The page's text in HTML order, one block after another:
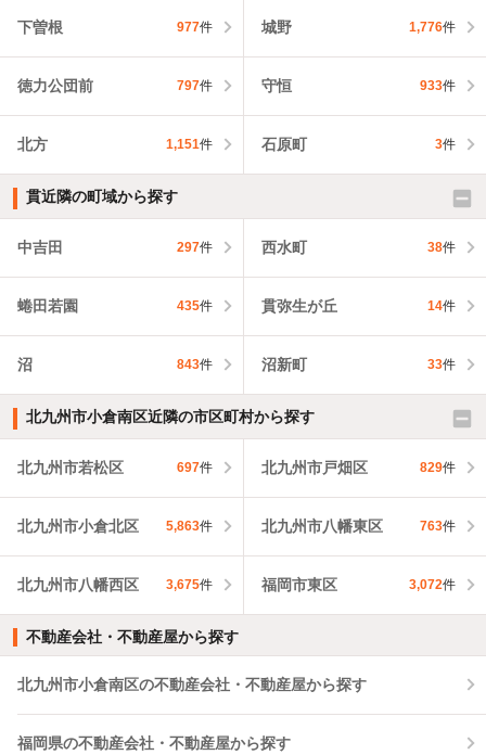
下曽根 977件 城野 1,776件
徳力公団前 797件 守恒 933件
北方 1,151件 石原町 3件
貫近隣の町域から探す
中吉田 297件 西水町 38件
蜷田若園 435件 貫弥生が丘 14件
沼 843件 沼新町 33件
北九州市小倉南区近隣の市区町村から探す
北九州市若松区 697件 北九州市戸畑区 829件
北九州市小倉北区 5,863件 北九州市八幡東区 763件
北九州市八幡西区 3,675件 福岡市東区 3,072件
不動産会社・不動産屋から探す
北九州市小倉南区の不動産会社・不動産屋から探す
福岡県の不動産会社・不動産屋から探す